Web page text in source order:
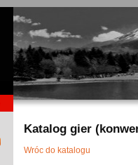
Katalog gier
Wróc do katalogu